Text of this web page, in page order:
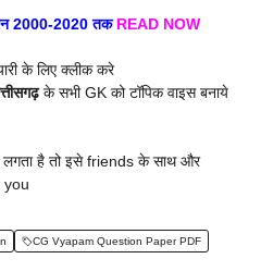
2000-2020 तक READ NOW
के लिए क्लीक करे
के सभी GK को टॉपिक वाइस बनाये
लगता है तो इसे friends के साथ और
you
CG Vyapam Question Paper PDF